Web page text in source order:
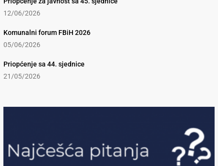
12/06/2026
Komunalni forum FBiH 2026
05/06/2026
Priopćenje sa 44. sjednice
21/05/2026